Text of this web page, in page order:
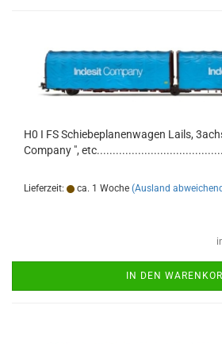
H0 I FS Schiebeplanenwagen Lails,
Company ",
Lieferzeit: ca. 1 Woche (Ausland
IN DEN